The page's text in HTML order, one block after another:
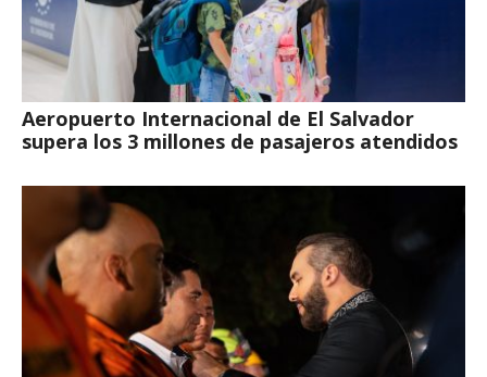
Aeropuerto Internacional de El Salvador
supera los 3 millones de pasajeros atendidos